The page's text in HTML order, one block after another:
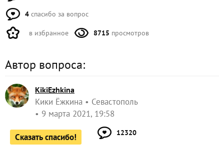
4 спасибо за вопрос
в избранное 8715 просмотров
Автор вопроса:
KikiEzhkina
Кики Ёжкина
Севастополь
9 марта 2021, 19:58
Сказать спасибо! 12320